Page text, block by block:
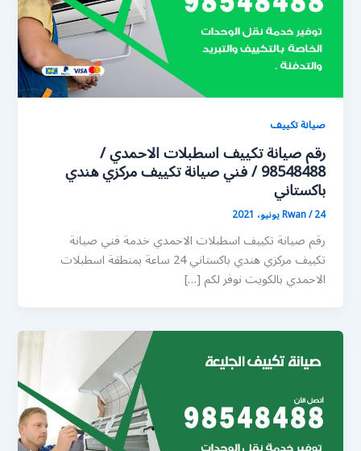
صيانة تكييف
رقم صيانة تكييف اسطبلات الاحمدي /
98548488 / فني صيانة تكييف مركزي هندي
باكستاني
Rwan/24 يونيو، 2021
رقم صيانة تكييف اسطبلات الاحمدي خدمة فني صيانة
تكييف مركزي هندي باكستاني 24 ساعة بمنطقة اسطبلات
الاحمدي بالكويت نوفر لكم […]